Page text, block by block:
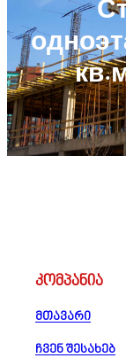
კომპანია
მთავარი
ჩვენ შესახებ